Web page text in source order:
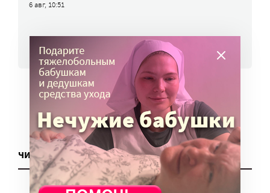
6 авг, 10:51
ВСЕ НОВОСТИ
ЧИТАТЬ ЕЩЕ